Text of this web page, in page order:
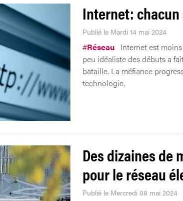
Internet:
Publié le Mardi 14 mai 2024
#Réseau Internet est
peu idéaliste des débuts a
bataille. La méfiance
technologie.
Des dizaines de
pour le réseau
Publié le Mercredi 08 mai 2024